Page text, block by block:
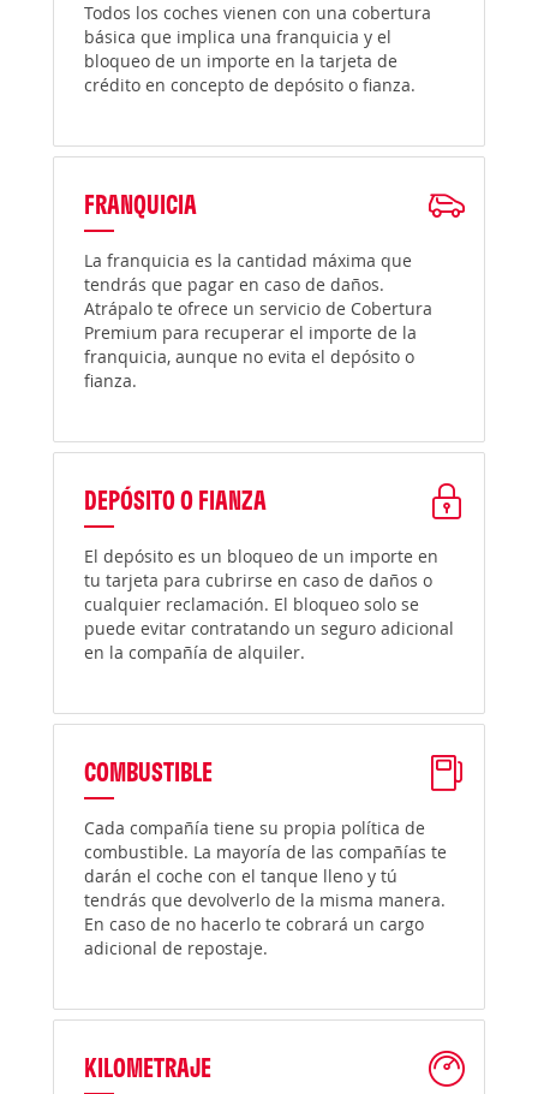
Todos los coches vienen con una cobertura
básica que implica una franquicia y el
bloqueo de un importe en la tarjeta de
crédito en concepto de depósito o fianza.
FRANQUICIA
La franquicia es la cantidad máxima que
tendrás que pagar en caso de daños.
Atrápalo te ofrece un servicio de Cobertura
Premium para recuperar el importe de la
franquicia, aunque no evita el depósito o
fianza.
DEPÓSITO O FIANZA
El depósito es un bloqueo de un importe en
tu tarjeta para cubrirse en caso de daños o
cualquier reclamación. El bloqueo solo se
puede evitar contratando un seguro adicional
en la compañía de alquiler.
COMBUSTIBLE
Cada compañía tiene su propia política de
combustible. La mayoría de las compañías te
darán el coche con el tanque lleno y tú
tendrás que devolverlo de la misma manera.
En caso de no hacerlo te cobrará un cargo
adicional de repostaje.
KILOMETRAJE